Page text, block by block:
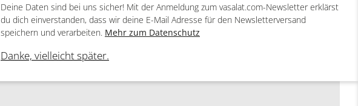
Deine Daten sind bei uns sicher! Mit der Anmeldung zum vasalat.com-Newsletter erklärst
du dich einverstanden, dass wir deine E-Mail Adresse für den Newsletterversand
speichern und verarbeiten. Mehr zum Datenschutz
Danke, vielleicht später.